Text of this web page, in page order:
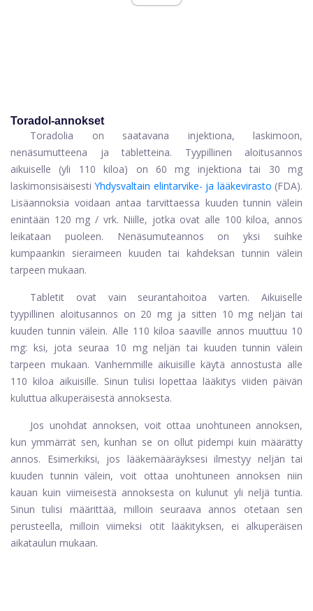
Toradol-annokset
Toradolia on saatavana injektiona, laskimoon,
nenäsumutteena ja tabletteina. Tyypillinen aloitusannos
aikuiselle (yli 110 kiloa) on 60 mg injektiona tai 30 mg
laskimonsisäisestiYhdysvaltain elintarvike- ja lääkevirasto (FDA).
Lisäannoksia voidaan antaa tarvittaessa kuuden tunnin välein
enintään 120 mg / vrk. Niille, jotka ovat alle 100 kiloa, annos
leikataan puoleen. Nenäsumuteannos on yksi suihke
kumpaankin sieraimeen kuuden tai kahdeksan tunnin välein
tarpeen mukaan.
Tabletit ovat vain seurantahoitoa varten. Aikuiselle
tyypillinen aloitusannos on 20 mg ja sitten 10 mg neljän tai
kuuden tunnin välein. Alle 110 kiloa saaville annos muuttuu 10
mg: ksi, jota seuraa 10 mg neljän tai kuuden tunnin välein
tarpeen mukaan. Vanhemmille aikuisille käytä annostusta alle
110 kiloa aikuisille. Sinun tulisi lopettaa lääkitys viiden päivän
kuluttua alkuperäisestä annoksesta.
Jos unohdat annoksen, voit ottaa unohtuneen annoksen,
kun ymmärrät sen, kunhan se on ollut pidempi kuin määrätty
annos. Esimerkiksi, jos lääkemääräyksesi ilmestyy neljän tai
kuuden tunnin välein, voit ottaa unohtuneen annoksen niin
kauan kuin viimeisestä annoksesta on kulunut yli neljä tuntia.
Sinun tulisi määrittää, milloin seuraava annos otetaan sen
perusteella, milloin viimeksi otit lääkityksen, ei alkuperäisen
aikataulun mukaan.